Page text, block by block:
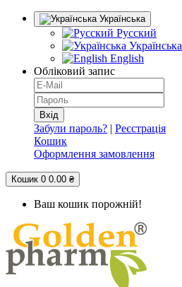
Українська
Русский
Українська
English
Обліковий запис
Забули пароль? | Реєстрація
Кошик
Оформлення замовлення
Кошик 0 0.00 ₴
Ваш кошик порожній!